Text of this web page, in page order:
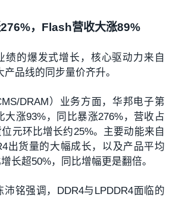
，Flash营收大涨89%
绩的爆发式增长，核心驱动力来自
产品线的同步量价齐升。
DRAM）业务方面，华邦电子第
大涨93%，同比暴涨276%，营收占
元环比增长约25%。主要动能来自
出货量的大幅成长，以及产品平均
长超50%，同比增幅更是翻倍。
铭强调，DDR4与LPDDR4面临的